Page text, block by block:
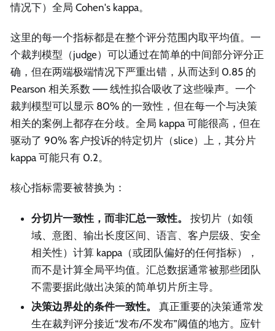
情况下）全局 Cohen's kappa。
这里的每一个指标都是在整个评分范围内取平均值。一
个裁判模型（judge）可以通过在简单的中间部分评分正
确，但在两端极端情况下严重出错，从而达到 0.85 的
Pearson 相关系数 —— 线性拟合吸收了这些噪声。一个
裁判模型可以显示 80% 的一致性，但在每一个与决策
相关的案例上都存在分歧。全局 kappa 可能很高，但在
驱动了 90% 客户投诉的特定切片（slice）上，其分片
kappa 可能只有 0.2。
核心指标需要被替换为：
分切片一致性，而非汇总一致性。
按切片（如领
域、意图、输出长度区间、语言、客户层级、安全
相关性）计算 kappa（或团队偏好的任何指标），
而不是计算全局平均值。汇总数据通常被那些团队
不需要据此做出决策的简单切片所主导。
决策边界处的条件一致性。
真正重要的决策通常发
生在裁判评分接近“发布/不发布”阈值的地方。应针